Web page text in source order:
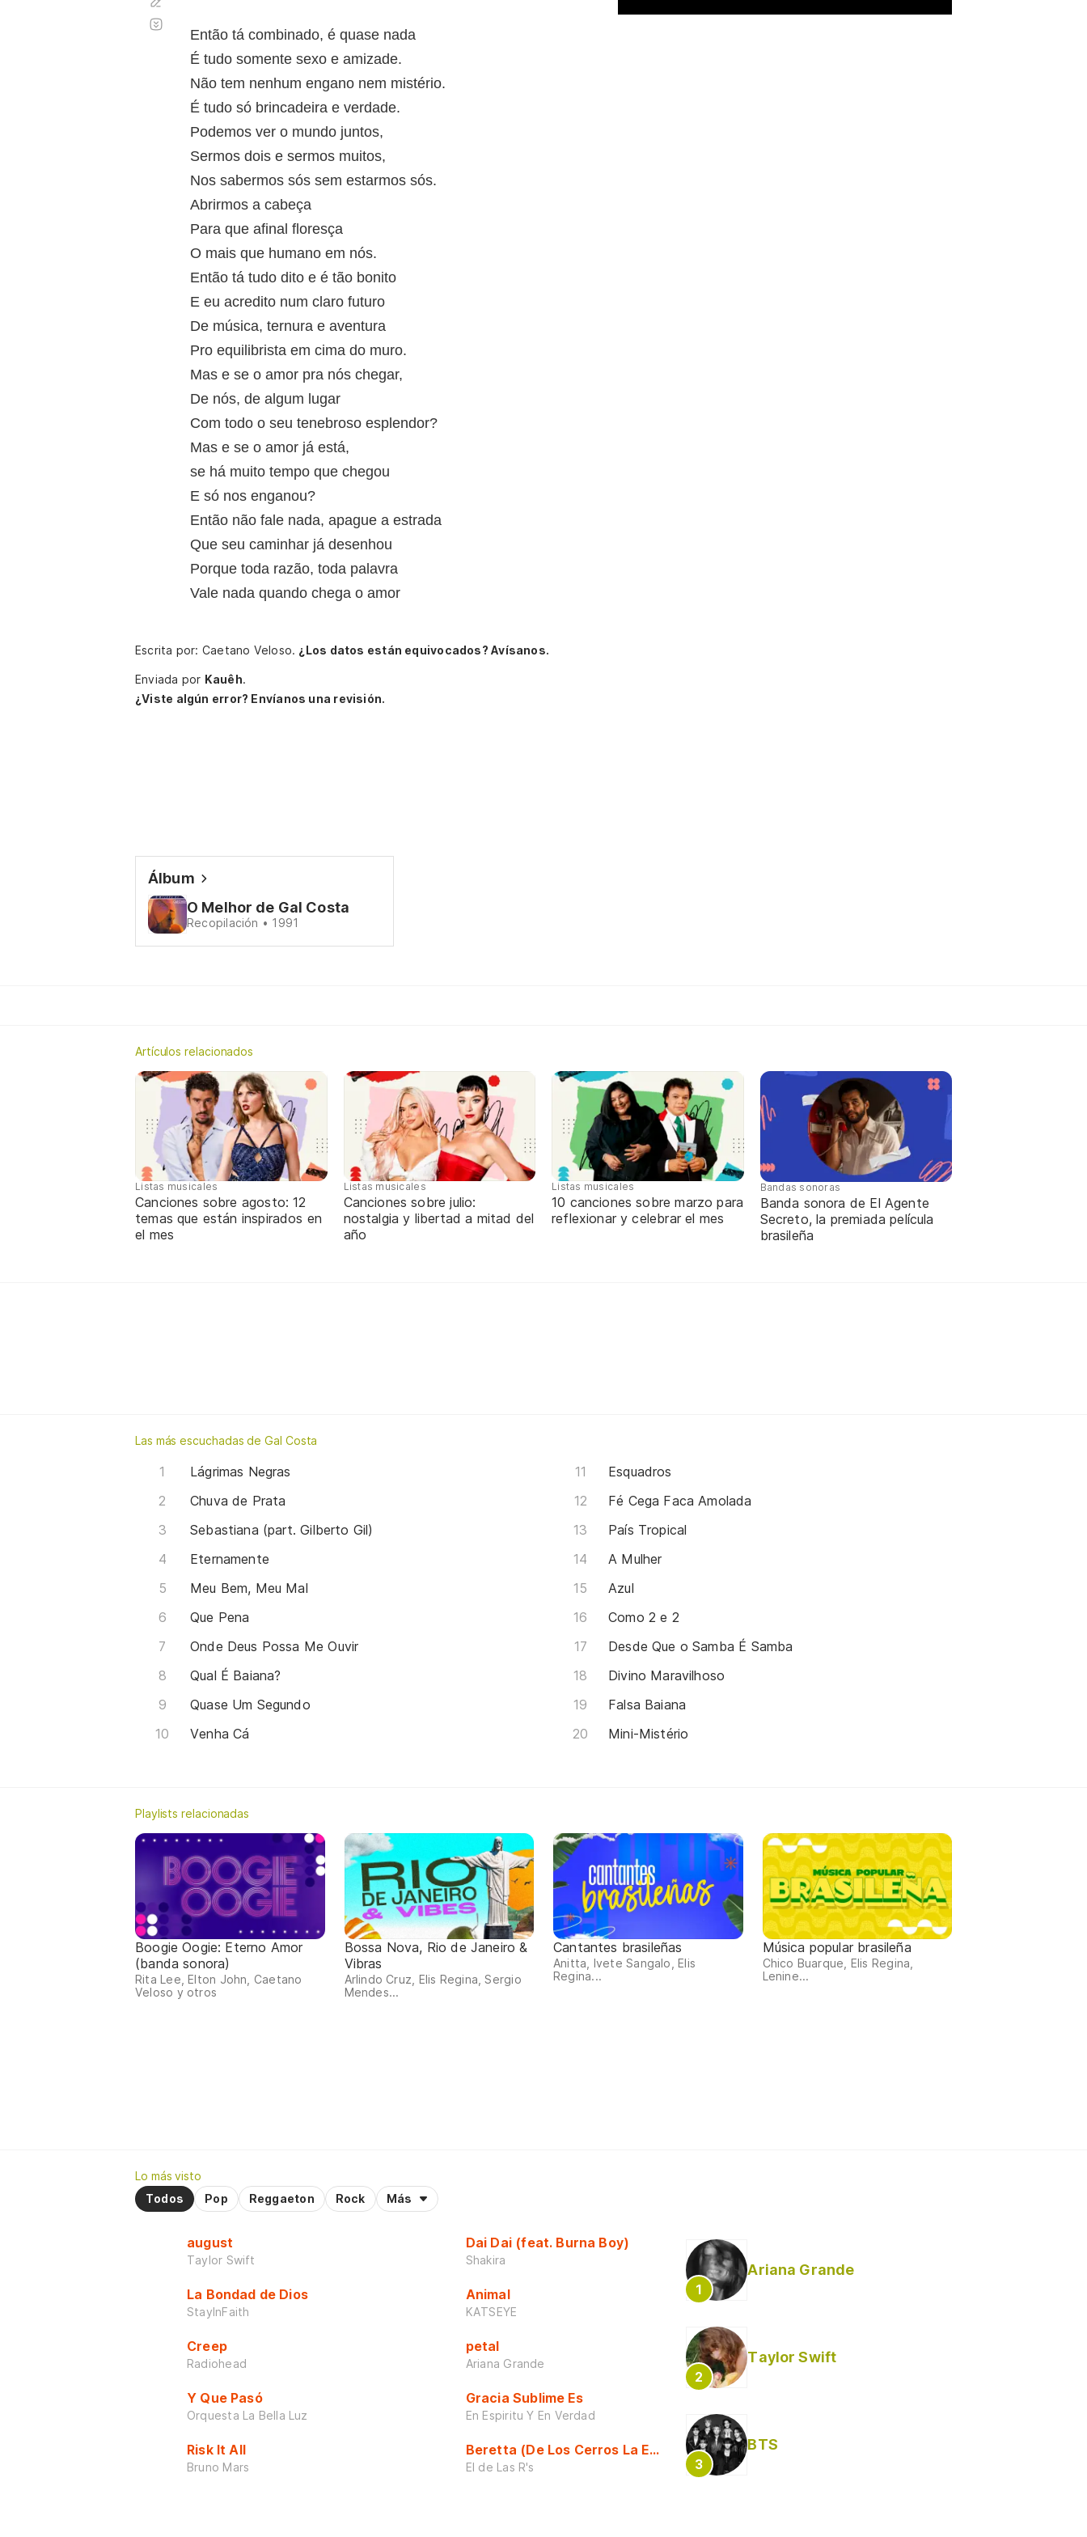
Então tá combinado, é quase nada
É tudo somente sexo e amizade.
Não tem nenhum engano nem mistério.
É tudo só brincadeira e verdade.
Podemos ver o mundo juntos,
Sermos dois e sermos muitos,
Nos sabermos sós sem estarmos sós.
Abrirmos a cabeça
Para que afinal floresça
O mais que humano em nós.
Então tá tudo dito e é tão bonito
E eu acredito num claro futuro
De música, ternura e aventura
Pro equilibrista em cima do muro.
Mas e se o amor pra nós chegar,
De nós, de algum lugar
Com todo o seu tenebroso esplendor?
Mas e se o amor já está,
se há muito tempo que chegou
E só nos enganou?
Então não fale nada, apague a estrada
Que seu caminhar já desenhou
Porque toda razão, toda palavra
Vale nada quando chega o amor
automático
Escrita por: Caetano Veloso. ¿Los datos están equivocados? Avísanos.
Enviada por Kauêh.
¿Viste algún error? Envíanos una revisión.
Álbum
O Melhor de Gal Costa
Recopilación • 1991
Artículos relacionados
Listas musicales
Canciones sobre agosto: 12
temas que están inspirados en
el mes
Listas musicales
Canciones sobre julio:
nostalgia y libertad a mitad del
año
Listas musicales
10 canciones sobre marzo para
reflexionar y celebrar el mes
Bandas sonoras
Banda sonora de El Agente
Secreto, la premiada película
brasileña
Las más escuchadas de Gal Costa
Lágrimas Negras
Chuva de Prata
Sebastiana (part. Gilberto Gil)
Eternamente
Meu Bem, Meu Mal
Que Pena
Onde Deus Possa Me Ouvir
Qual É Baiana?
Quase Um Segundo
Venha Cá
Esquadros
Fé Cega Faca Amolada
País Tropical
A Mulher
Azul
Como 2 e 2
Desde Que o Samba É Samba
Divino Maravilhoso
Falsa Baiana
Mini-Mistério
Playlists relacionadas
Boogie Oogie: Eterno Amor
(banda sonora)
Rita Lee, Elton John, Caetano
Veloso y otros
Bossa Nova, Rio de Janeiro &
Vibras
Arlindo Cruz, Elis Regina, Sergio
Mendes...
Cantantes brasileñas
Anitta, Ivete Sangalo, Elis
Regina...
Música popular brasileña
Chico Buarque, Elis Regina,
Lenine...
Lo más visto
Todos
Pop Reggaeton Rock Más
august
Taylor Swift
La Bondad de Dios
StayInFaith
Creep
Radiohead
Y Que Pasó
Orquesta La Bella Luz
Risk It All
Bruno Mars
Dai Dai (feat. Burna Boy)
Shakira
Animal
KATSEYE
petal
Ariana Grande
Gracia Sublime Es
En Espiritu Y En Verdad
Beretta (De Los Cerros La Escuela)
El de Las R's
Ariana Grande
Taylor Swift
BTS